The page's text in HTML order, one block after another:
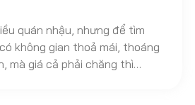
quán nhậu, nhưng để tìm
không gian thoả mái, thoáng
mà giá cả phải chăng thì